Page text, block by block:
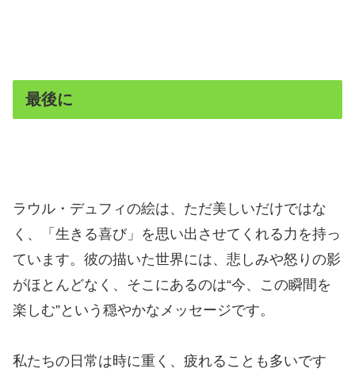
最後に
ラウル・デュフィの絵は、ただ美しいだけではな
く、「生きる喜び」を思い出させてくれる力を持っ
ています。彼の描いた世界には、悲しみや怒りの影
がほとんどなく、そこにあるのは“今、この瞬間を
楽しむ”という穏やかなメッセージです。
私たちの日常は時に重く、疲れることも多いです